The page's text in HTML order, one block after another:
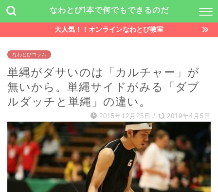
なわとび1本で何でもできるのだ
大人気！！オンラインなわとび教室
なわとびコラム
単縄がダサいのは「カルチャー」が
無いから。単縄サイドがみる「ダブ
ルダッチと単縄」の違い。
2015年12月25日 / 2019年4月5日